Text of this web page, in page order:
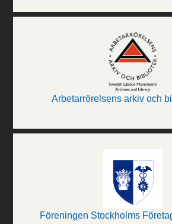
Arbetarrörelsens arkiv och
Föreningen Stockholms